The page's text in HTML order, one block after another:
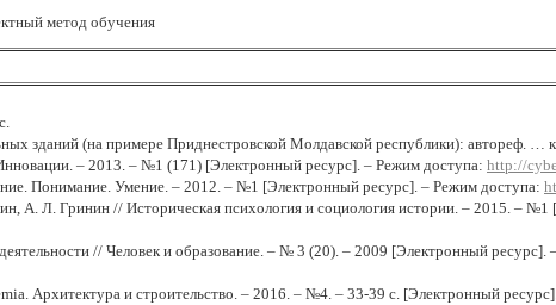
метод обучения
зданий (на примере Приднестровской Молдавской республики): автореф. …
– 2013. – №1 (171) [Электронный ресурс]. – Режим доступа: http://
Понимание. Умение. – 2012. – №1 [Электронный ресурс]. – Режим доступа:
А. Л. Гринин // Историческая психология и социология истории. – 2015. –
// Человек и образование. – № 3 (20). – 2009 [Электронный
Архитектура и строительство. – 2016. – №4. – 33-39 с. [Электронный